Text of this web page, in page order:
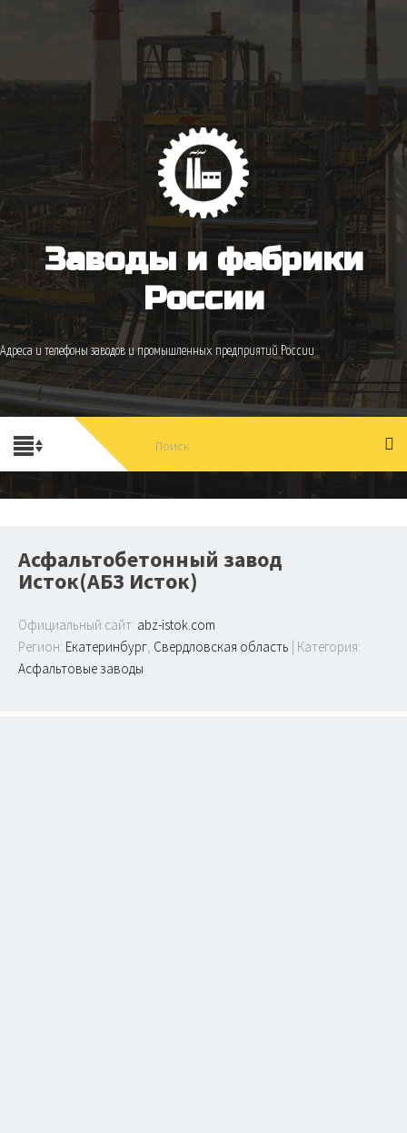
Заводы и фабрики
России
Адреса и телефоны заводов и промышленных предприятий России
Асфальтобетонный завод
Исток(АБЗ Исток)
Официальный сайт: abz-istok.com
Регион: Екатеринбург, Свердловская область | Категория:
Асфальтовые заводы